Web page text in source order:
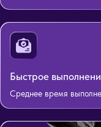
Быстрое
Среднее время